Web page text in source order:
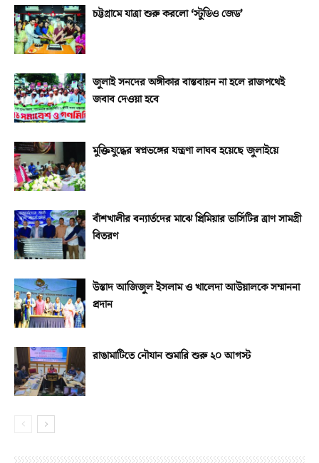
চট্টগ্রামে যাত্রা শুরু করলো ‘স্টুডিও জেড’
জুলাই সনদের অঙ্গীকার বাস্তবায়ন না হলে রাজপথেই
জবাব দেওয়া হবে
মুক্তিযুদ্ধের স্বপ্নভঙ্গের যন্ত্রণা লাঘব হয়েছে জুলাইয়ে
বাঁশখালীর বন্যার্তদের মাঝে প্রিমিয়ার ভার্সিটির ত্রাণ সামগ্রী
বিতরণ
উস্তাদ আজিজুল ইসলাম ও খালেদা আউয়ালকে সম্মাননা
প্রদান
রাঙামাটিতে নৌযান শুমারি শুরু ২০ আগস্ট